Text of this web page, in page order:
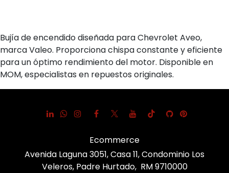
Bujía de encendido diseñada para Chevrolet Aveo,
marca Valeo. Proporciona chispa constante y eficiente
para un óptimo rendimiento del motor. Disponible en
MOM, especialistas en repuestos originales.
Ecommerce
Avenida Laguna 3051, Casa 11, Condominio Los
Veleros, Padre Hurtado, RM 9710000